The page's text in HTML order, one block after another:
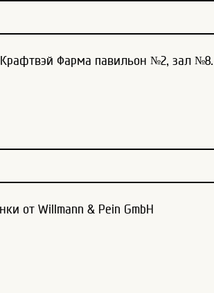
Крафтвэй Фарма павильон №2, зал №8.
от Willmann & Pein GmbH